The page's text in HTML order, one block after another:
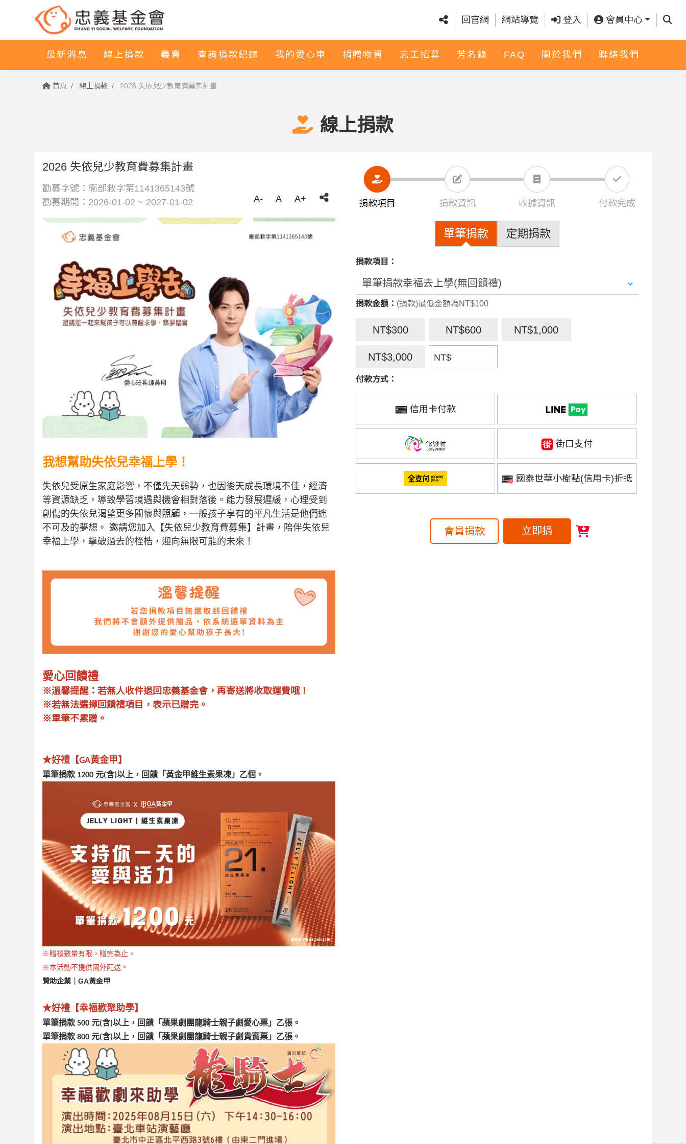
回官網 網站導覽 登入 會員中心 查詢
最新消息 線上捐款 義賣 查詢捐款紀錄 我的愛心車 捐贈物資 志工招募 芳名錄 FAQ 關於我們 聯絡我們
首頁 線上捐款 2026 失依兒少教育費募集計畫
線上捐款
2026 失依兒少教育費募集計畫
勸募字號：衛部救字第1141365143號
勸募期間：2026-01-02 ~ 2027-01-02
A- A A+
我想幫助失依兒幸福上學 ！
失依兒受原生家庭影響，不僅先天弱勢，也因後天成長環境不佳，經濟
等資源缺乏，導致學習境遇與機會相對落後。能力發展遲緩，心理受到
創傷的失依兒渴望更多關懷與照顧，一般孩子享有的平凡生活是他們遙
不可及的夢想。 邀請您加入【失依兒少教育費募集】計畫，陪伴失依兒
幸福上學，擊破過去的桎梏，迎向無限可能的未來！
愛心回饋禮
※溫馨提醒：若無人收件退回忠義基金會，再寄送將收取運費哦！
※若無法選擇回饋禮項目，表示已贈完。
※單筆不累贈。
★好禮【GA黃金甲】
單筆捐款 1200 元(含)以上，回饋「黃金甲維生素果凍」乙個。
※贈禮數量有限，贈完為止。
※本活動不提供國外配送。
贊助企業｜ GA黃金甲
★好禮【幸福歡聚助學】
單筆捐款 500 元(含)以上，回饋「蘋果劇團龍騎士親子劇愛心票」乙張。
單筆捐款 800 元(含)以上，回饋「蘋果劇團龍騎士親子劇貴賓票」乙張。
捐款項目 捐款資訊 收據資訊 付款完成
單筆捐款 定期捐款
捐款項目：
捐款金額： (捐款)最低金額為NT$100
NT$300 NT$600 NT$1,000
NT$3,000 NT$
付款方式：
信用卡付款
街口支付
國泰世華小樹點(信用卡)折抵
會員捐款 立即捐